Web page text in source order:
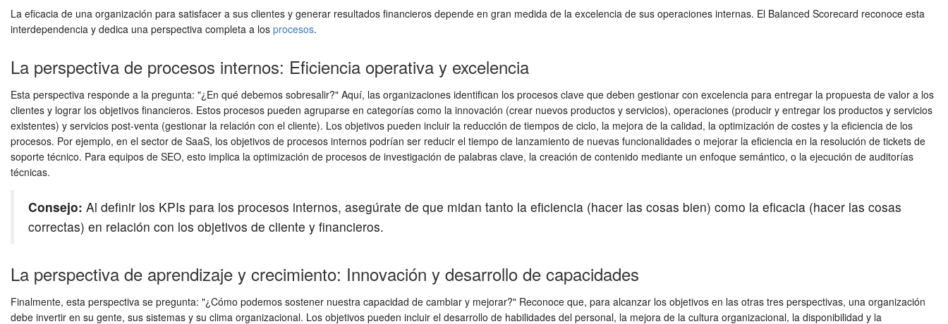
La eficacia de una organización para satisfacer a sus clientes y generar resultados financieros depende en gran medida de la excelencia de sus operaciones internas. El Balanced Scorecard reconoce esta
interdependencia y dedica una perspectiva completa a los procesos.
La perspectiva de procesos internos: Eficiencia operativa y excelencia
Esta perspectiva responde a la pregunta: "¿En qué debemos sobresalir?" Aquí, las organizaciones identifican los procesos clave que deben gestionar con excelencia para entregar la propuesta de valor a los
clientes y lograr los objetivos financieros. Estos procesos pueden agruparse en categorías como la innovación (crear nuevos productos y servicios), operaciones (producir y entregar los productos y servicios
existentes) y servicios post-venta (gestionar la relación con el cliente). Los objetivos pueden incluir la reducción de tiempos de ciclo, la mejora de la calidad, la optimización de costes y la eficiencia de los
procesos. Por ejemplo, en el sector de SaaS, los objetivos de procesos internos podrían ser reducir el tiempo de lanzamiento de nuevas funcionalidades o mejorar la eficiencia en la resolución de tickets de
soporte técnico. Para equipos de SEO, esto implica la optimización de procesos de investigación de palabras clave, la creación de contenido mediante un enfoque semántico, o la ejecución de auditorías
técnicas.
Consejo: Al definir los KPIs para los procesos internos, asegúrate de que midan tanto la eficiencia (hacer las cosas bien) como la eficacia (hacer las cosas
correctas) en relación con los objetivos de cliente y financieros.
La perspectiva de aprendizaje y crecimiento: Innovación y desarrollo de capacidades
Finalmente, esta perspectiva se pregunta: "¿Cómo podemos sostener nuestra capacidad de cambiar y mejorar?" Reconoce que, para alcanzar los objetivos en las otras tres perspectivas, una organización
debe invertir en su gente, sus sistemas y su clima organizacional. Los objetivos pueden incluir el desarrollo de habilidades del personal, la mejora de la cultura organizacional, la disponibilidad y la